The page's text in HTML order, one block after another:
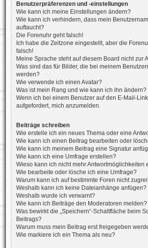
Benutzerpräferenzen und -einstellungen
Wie kann ich meine Einstellungen ändern?
Wie kann ich verhindern, dass mein
auftaucht?
Die Forenuhr geht falsch!
Ich habe die Zeitzone eingestellt, aber die
falsch!
Meine Sprache steht auf diesem Board nicht zur
Was sind das für Bilder, die bei meinem
werden?
Wie verwende ich einen Avatar?
Was ist mein Rang und wie kann ich ihn ändern?
Wenn ich bei einem Benutzer auf den E-Mail-
aufgefordert, mich anzumelden.
Beiträge schreiben
Wie erstelle ich ein neues Thema oder eine
Wie kann ich einen Beitrag bearbeiten oder
Wie kann ich meinem Beitrag eine Signatur
Wie kann ich eine Umfrage erstellen?
Wieso kann ich nicht mehr Antwortmöglichkeiten
Wie bearbeite oder lösche ich eine Umfrage?
Warum kann ich auf bestimmte Foren nicht
Weshalb kann ich keine Dateianhänge anfügen?
Weshalb wurde ich verwarnt?
Wie kann ich Beiträge den Moderatoren melden?
Was bewirkt die „Speichern“-Schaltfläche beim
Beitrags?
Warum muss mein Beitrag erst freigegeben
Wie markiere ich ein Thema als neu?